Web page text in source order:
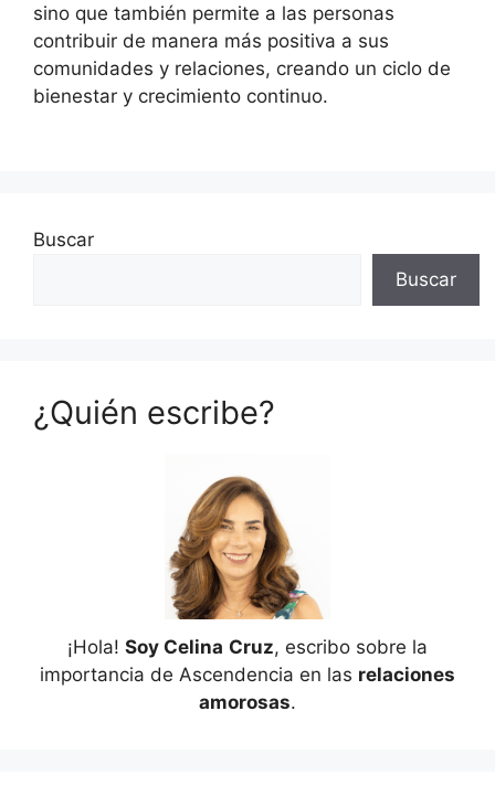
sino que también permite a las personas
contribuir de manera más positiva a sus
comunidades y relaciones, creando un ciclo de
bienestar y crecimiento continuo.
Buscar
Buscar
¿Quién escribe?
¡Hola! Soy Celina Cruz, escribo sobre la
importancia de Ascendencia en las relaciones
amorosas.